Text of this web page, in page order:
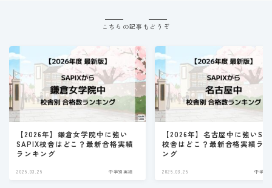
こちらの記事もどうぞ
【2026年】鎌倉女学院中に強い
SAPIX校舎はどこ？最新合格実績
ランキング
2026.03.26 中学別実績
【2026年】名古屋中に強い
校舎はどこ？最新合格実績ラ
ング
2026.03.26 中学別